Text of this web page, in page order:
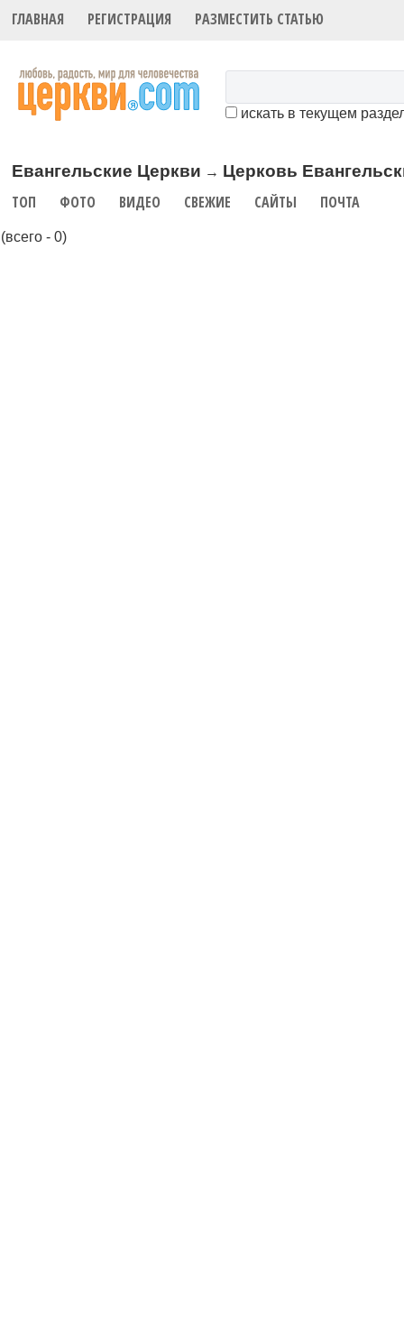
ГЛАВНАЯ РЕГИСТРАЦИЯ РАЗМЕСТИТЬ СТАТЬЮ
искать в текущем
Евангельские Церкви → Церковь
ТОП ФОТО ВИДЕО СВЕЖИЕ САЙТЫ ПОЧТА
(всего - 0)